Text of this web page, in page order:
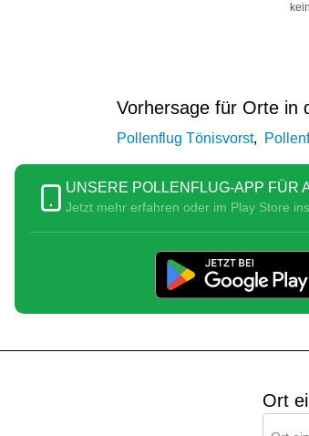
Vorhersage für Orte in
Pollenflug Tönisvorst,
UNSERE POLLENFLUG-APP FÜR
Jetzt mehr erfahren oder im Play Store
Ort